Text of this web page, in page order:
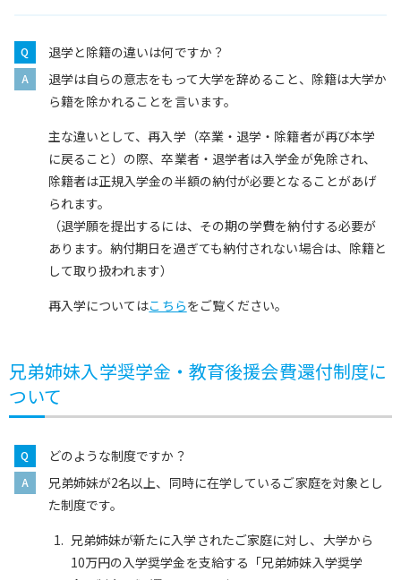
退学と除籍の違いは何ですか？
退学は自らの意志をもって大学を辞めること、除籍は大学か
ら籍を除かれることを言います。
主な違いとして、再入学（卒業・退学・除籍者が再び本学
に戻ること）の際、卒業者・退学者は入学金が免除され、
除籍者は正規入学金の半額の納付が必要となることがあげ
られます。
（退学願を提出するには、その期の学費を納付する必要が
あります。納付期日を過ぎても納付されない場合は、除籍と
して取り扱われます）
再入学についてはこちらをご覧ください。
兄弟姉妹入学奨学金・教育後援会費還付制度に
ついて
どのような制度ですか？
兄弟姉妹が2名以上、同時に在学しているご家庭を対象とし
た制度です。
兄弟姉妹が新たに入学されたご家庭に対し、大学から
10万円の入学奨学金を支給する「兄弟姉妹入学奨学